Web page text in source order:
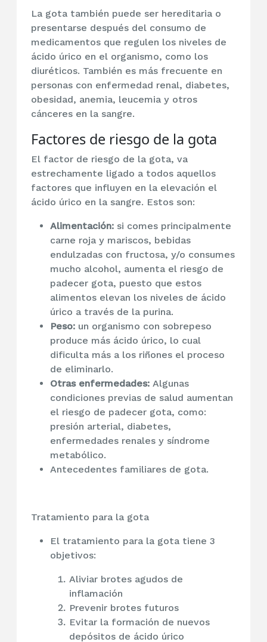
La gota también puede ser hereditaria o
presentarse después del consumo de
medicamentos que regulen los niveles de
ácido úrico en el organismo, como los
diuréticos. También es más frecuente en
personas con enfermedad renal, diabetes,
obesidad, anemia, leucemia y otros
cánceres en la sangre.
Factores de riesgo de la gota
El factor de riesgo de la gota, va
estrechamente ligado a todos aquellos
factores que influyen en la elevación el
ácido úrico en la sangre. Estos son:
Alimentación: si comes principalmente
carne roja y mariscos, bebidas
endulzadas con fructosa, y/o consumes
mucho alcohol, aumenta el riesgo de
padecer gota, puesto que estos
alimentos elevan los niveles de ácido
úrico a través de la purina.
Peso: un organismo con sobrepeso
produce más ácido úrico, lo cual
dificulta más a los riñones el proceso
de eliminarlo.
Otras enfermedades: Algunas
condiciones previas de salud aumentan
el riesgo de padecer gota, como:
presión arterial, diabetes,
enfermedades renales y síndrome
metabólico.
Antecedentes familiares de gota.
Tratamiento para la gota
El tratamiento para la gota tiene 3
objetivos:
Aliviar brotes agudos de
inflamación
Prevenir brotes futuros
Evitar la formación de nuevos
depósitos de ácido úrico